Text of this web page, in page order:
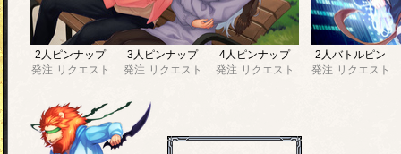
2人ピンナップ
発注 リクエスト
3人ピンナップ
発注 リクエスト
4人ピンナップ
発注 リクエスト
2人バトルピン
発注 リクエスト